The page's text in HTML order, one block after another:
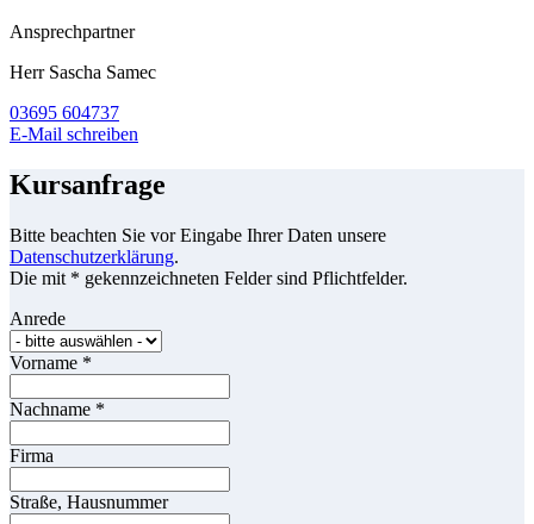
Ansprechpartner
Herr Sascha Samec
03695 604737
E-Mail schreiben
Kursanfrage
Bitte beachten Sie vor Eingabe Ihrer Daten unsere
Datenschutzerklärung.
Die mit * gekennzeichneten Felder sind Pflichtfelder.
Anrede
Vorname *
Nachname *
Firma
Straße, Hausnummer